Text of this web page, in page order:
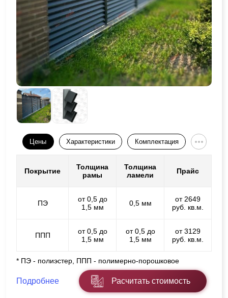
Цены Характеристики Комплектация
Покрытие
Толщина
рамы
Толщина
ламели
Прайс
ПЭ
от 0,5 до
1,5 мм
0,5 мм
от 2649
руб. кв.м.
ППП
от 0,5 до
1,5 мм
от 0,5 до
1,5 мм
от 3129
руб. кв.м.
* ПЭ - полиэстер, ППП - полимерно-порошковое
Подробнее Расчитать стоимость